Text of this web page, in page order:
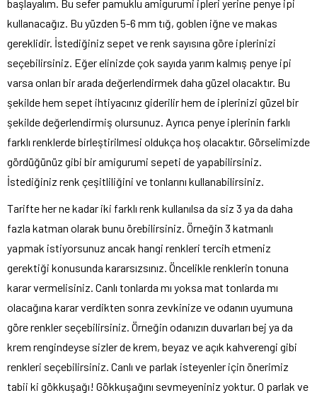
başlayalım. Bu sefer pamuklu amigurumi ipleri yerine penye ipi
kullanacağız. Bu yüzden 5-6 mm tığ, goblen iğne ve makas
gereklidir. İstediğiniz sepet ve renk sayısına göre iplerinizi
seçebilirsiniz. Eğer elinizde çok sayıda yarım kalmış penye ipi
varsa onları bir arada değerlendirmek daha güzel olacaktır. Bu
şekilde hem sepet ihtiyacınız giderilir hem de iplerinizi güzel bir
şekilde değerlendirmiş olursunuz. Ayrıca penye iplerinin farklı
farklı renklerde birleştirilmesi oldukça hoş olacaktır. Görselimizde
gördüğünüz gibi bir amigurumi sepeti de yapabilirsiniz.
İstediğiniz renk çeşitliliğini ve tonlarını kullanabilirsiniz.
Tarifte her ne kadar iki farklı renk kullanılsa da siz 3 ya da daha
fazla katman olarak bunu örebilirsiniz. Örneğin 3 katmanlı
yapmak istiyorsunuz ancak hangi renkleri tercih etmeniz
gerektiği konusunda kararsızsınız. Öncelikle renklerin tonuna
karar vermelisiniz. Canlı tonlarda mı yoksa mat tonlarda mı
olacağına karar verdikten sonra zevkinize ve odanın uyumuna
göre renkler seçebilirsiniz. Örneğin odanızın duvarları bej ya da
krem rengindeyse sizler de krem, beyaz ve açık kahverengi gibi
renkleri seçebilirsiniz. Canlı ve parlak isteyenler için önerimiz
tabii ki gökkuşağı! Gökkuşağını sevmeyeniniz yoktur. O parlak ve